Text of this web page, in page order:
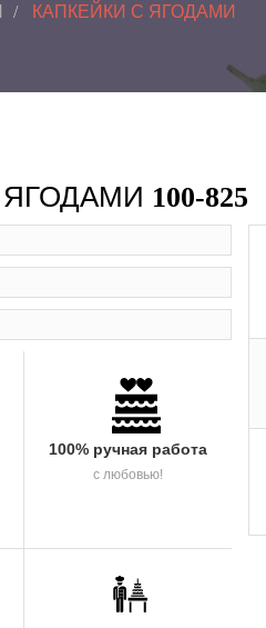
КАПКЕЙКИ С ЯГОДАМИ
100-825
100% ручная работа
с любовью!